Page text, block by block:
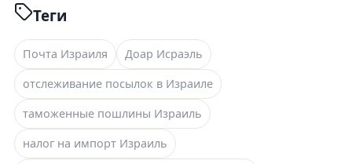
Теги
Почта Израиля
Доар Исраэль
отслеживание посылок в Израиле
таможенные пошлины Израиль
налог на импорт Израиль